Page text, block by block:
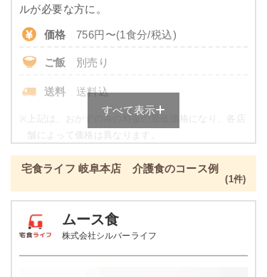
コレステロール
鶏肉と茄子の和風炒め
ねぎとちくわのぬた
青菜とチャーシュの刻み炒め
ツナとキャベツの炒め物
栄養素
-
※メニューの補足
-
ルが必要な方に。
価格 756円〜(1食分/税込)
ご飯 別売り
送料 送料込
※
上記は、おかずのみの料金の最低価格になり、各店
舗によって価格は異なります。
お問合せください。
たんぱく調整食の栄養素例
品数 4～5品
カロリー 300kcal前後
すべて表示
宅食ライフ 岐阜本店 介護食のコース例
(1件)
ムース食
株式会社シルバーライフ